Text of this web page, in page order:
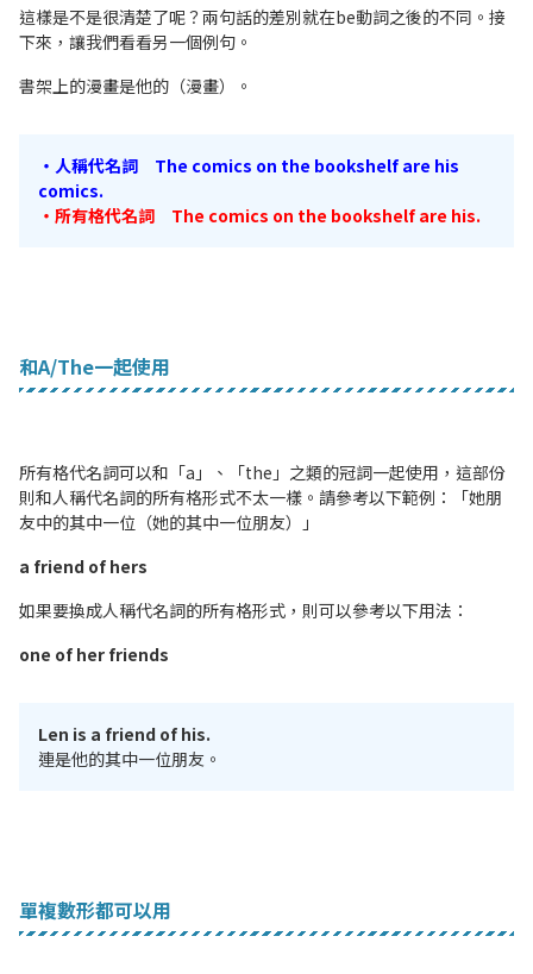
這樣是不是很清楚了呢？兩句話的差別就在be動詞之後的不同。接
下來，讓我們看看另一個例句。
書架上的漫畫是他的（漫畫）。
・人稱代名詞 The comics on the bookshelf are his
comics.
・所有格代名詞 The comics on the bookshelf are his.
和A/The一起使用
所有格代名詞可以和「a」、「the」之類的冠詞一起使用，這部份
則和人稱代名詞的所有格形式不太一樣。請參考以下範例：「她朋
友中的其中一位（她的其中一位朋友）」
a friend of hers
如果要換成人稱代名詞的所有格形式，則可以參考以下用法：
one of her friends
Len is a friend of his.
連是他的其中一位朋友。
單複數形都可以用